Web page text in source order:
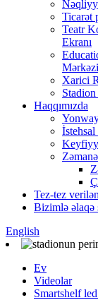
Ticarət
Teatr
Ekranı
Mərkəzi
Xarici
Haqqımızda
İstehsal
Tez-tez
Bizimlə əlaqə
English
Ev
Videolar
Smartshelf